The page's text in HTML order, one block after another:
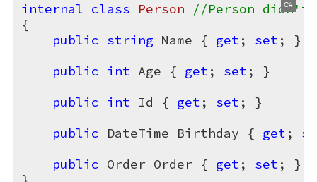
internal class Person
//Person didn't
{
public
string Name { get ; set ; }
public
int Age { get ; set ; }
public
int Id { get ; set ; }
public DateTime Birthday { get ;
public Order Order { get ; set ; }